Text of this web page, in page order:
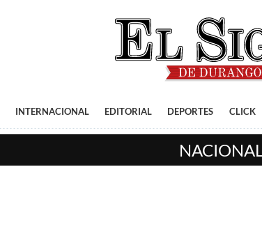
INTERNACIONAL EDITORIAL DEPORTES CLICK